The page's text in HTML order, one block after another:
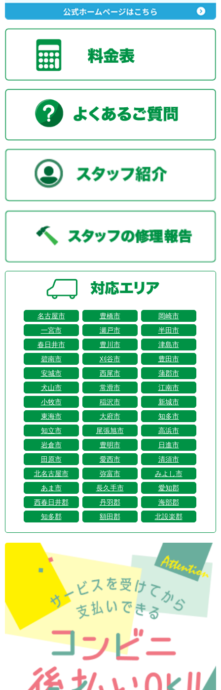
名古屋市 豊橋市
岡崎市
一宮市
瀬戸市
半田市
春日井市
豊川市
津島市
碧南市
刈谷市
豊田市
安城市
西尾市
蒲郡市
犬山市
常滑市
江南市
小牧市
稲沢市
新城市
東海市
大府市
知多市
知立市
尾張旭市
高浜市
岩倉市
豊明市
日進市
田原市
愛西市
清須市
北名古屋市
弥富市
みよし市
あま市
長久手市
愛知郡
西春日井郡
丹羽郡
海部郡
知多郡
額田郡 北設楽郡